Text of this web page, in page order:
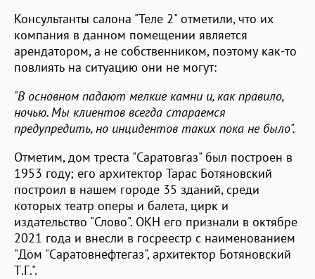
Консультанты салона "Теле 2" отметили, что их
компания в данном помещении является
арендатором, а не собственником, поэтому как-то
повлиять на ситуацию они не могут:
"В основном падают мелкие камни и, как правило,
ночью. Мы клиентов всегда стараемся
предупредить, но инцидентов таких пока не было".
Отметим, дом треста "Саратовгаз" был построен в
1953 году; его архитектор Тарас Ботяновский
построил в нашем городе 35 зданий, среди
которых театр оперы и балета, цирк и
издательство "Слово". ОКН его признали в октябре
2021 года и внесли в госреестр с наименованием
"Дом "Саратовнефтегаз", архитектор Ботяновский
Т.Г.".